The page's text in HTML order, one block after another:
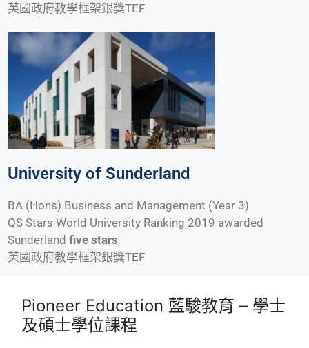
英國政府教學框架銀獎TEF
University of Sunderland
BA (Hons) Business and Management (Year 3)
QS Stars World University Ranking 2019 awarded
Sunderland five stars
英國政府教學框架銀獎TEF
Pioneer Education 藍駿教育 – 學士
及碩士學位課程